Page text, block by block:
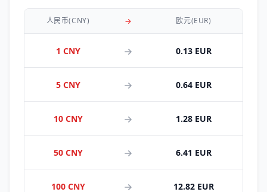
人民币(CNY) 欧元(EUR)
1 CNY 0.13 EUR
5 CNY 0.64 EUR
10 CNY 1.28 EUR
50 CNY 6.41 EUR
100 CNY 12.82 EUR